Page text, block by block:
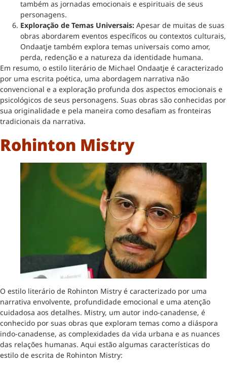
também as jornadas emocionais e espirituais de seus
personagens.
Exploração de Temas Universais: Apesar de muitas de suas
obras abordarem eventos específicos ou contextos culturais,
Ondaatje também explora temas universais como amor,
perda, redenção e a natureza da identidade humana.
Em resumo, o estilo literário de Michael Ondaatje é caracterizado
por uma escrita poética, uma abordagem narrativa não
convencional e a exploração profunda dos aspectos emocionais e
psicológicos de seus personagens. Suas obras são conhecidas por
sua originalidade e pela maneira como desafiam as fronteiras
tradicionais da narrativa.
Rohinton Mistry
O estilo literário de Rohinton Mistry é caracterizado por uma
narrativa envolvente, profundidade emocional e uma atenção
cuidadosa aos detalhes. Mistry, um autor indo-canadense, é
conhecido por suas obras que exploram temas como a diáspora
indo-canadense, as complexidades da vida urbana e as nuances
das relações humanas. Aqui estão algumas características do
estilo de escrita de Rohinton Mistry: